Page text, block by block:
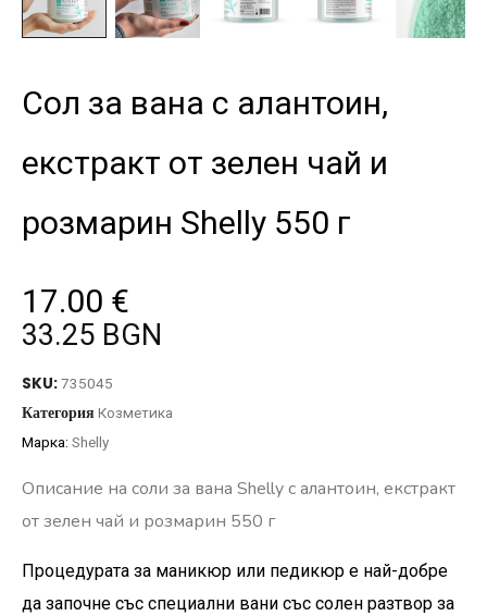
Сол за вана с алантоин,
екстракт от зелен чай и
розмарин Shelly 550 г
17.00 €
33.25 BGN
SKU:735045
Категория Козметика
Марка: Shelly
Описание на соли за вана Shelly с алантоин, екстракт
от зелен чай и розмарин 550 г
Процедурата за маникюр или педикюр е най-добре
да започне със специални вани със солен разтвор за